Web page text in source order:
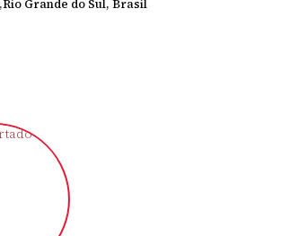
Rio Grande do Sul, Brasil